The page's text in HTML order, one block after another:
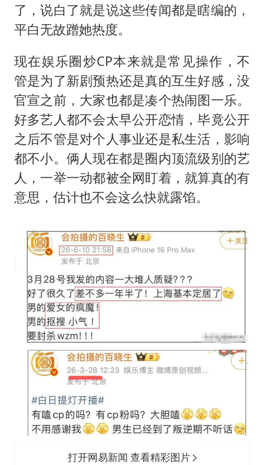
了，说白了就是说这些传闻都是瞎编的，
平白无故蹭她热度。
现在娱乐圈炒CP本来就是常见操作，不
管是为了新剧预热还是真的互生好感，没
官宣之前，大家也都是凑个热闹图一乐。
好多艺人都不会太早公开恋情，毕竟公开
之后不管是对个人事业还是私生活，影响
都不小。俩人现在都是圈内顶流级别的艺
人，一举一动都被全网盯着，就算真的有
意思，估计也不会这么快就露馅。
打开网易新闻 查看精彩图片